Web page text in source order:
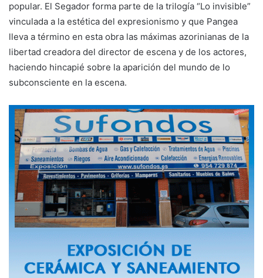
popular. El Segador forma parte de la trilogía “Lo invisible”
vinculada a la estética del expresionismo y que Pangea
lleva a término en esta obra las máximas azorinianas de la
libertad creadora del director de escena y de los actores,
haciendo hincapié sobre la aparición del mundo de lo
subconsciente en la escena.